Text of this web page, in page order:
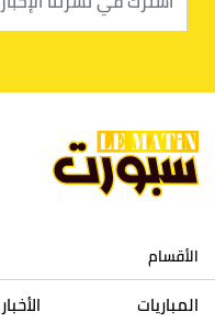
9 الكوكب المراكشي
10 النادي المكناسي
11 نادي النهضة زمامرة
13 إتحاد تواركة
الأقسام
المباريات الأخبار